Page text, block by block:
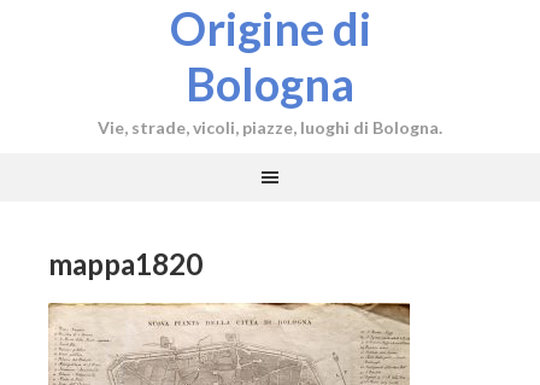
Origine di
Bologna
Vie, strade, vicoli, piazze, luoghi di Bologna.
mappa1820